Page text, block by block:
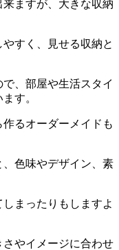
ますが、大きな収納
すく、見せる収納と
、部屋や生活スタイ
す。
るオーダーメイドも
色味やデザイン、素
まったりもしますよ
やイメージに合わせ